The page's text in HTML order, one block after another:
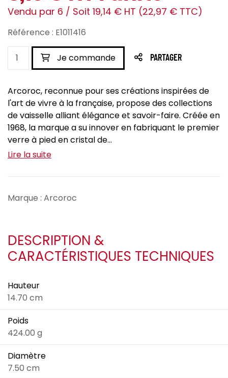
Vendu par 6 / Soit 19,14 € HT (22,97 € TTC)
Référence : E1011416
Je commande PARTAGER
Arcoroc, reconnue pour ses créations inspirées de
l'art de vivre à la française, propose des collections
de vaisselle alliant élégance et savoir-faire. Créée en
1968, la marque a su innover en fabriquant le premier
verre à pied en cristal de...
Lire la suite
Marque : Arcoroc
DESCRIPTION &
CARACTÉRISTIQUES TECHNIQUES
Hauteur
14.70 cm
Poids
424.00 g
Diamètre
7.50 cm